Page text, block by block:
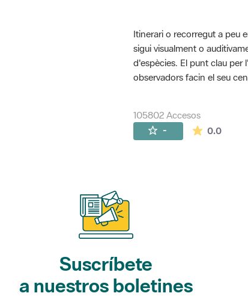
Itinerari o recorregut a peu
sigui visualment o
d'espècies. El punt clau per
observadors facin el seu
105802 Accesos
- 0.0La
Suscríbete
a nuestros boletines